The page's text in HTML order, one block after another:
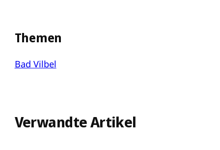
Themen
Bad Vilbel
Verwandte Artikel